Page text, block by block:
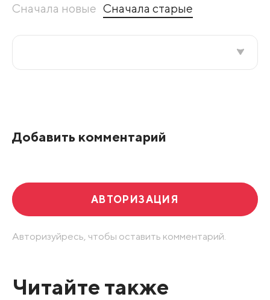
Сначала новые Сначала старые
Добавить комментарий
АВТОРИЗАЦИЯ
Авторизуйресь, чтобы оставить комментарий.
Читайте также